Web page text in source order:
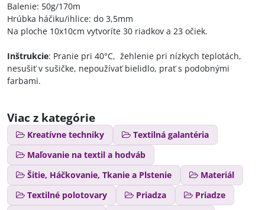
Balenie: 50g/170m
Hrúbka háčiku/ihlice: do 3,5mm
Na ploche 10x10cm vytvoríte 30 riadkov a 23 očiek.
Inštrukcie: Pranie pri 40°C, žehlenie pri nízkych teplotách,
nesušiť v sušičke, nepoužívať bielidlo, prať s podobnými
farbami.
Viac z kategórie
Kreatívne techniky
Textilná galantéria
Maľovanie na textil a hodváb
Šitie, Háčkovanie, Tkanie a Plstenie
Materiál
Textilné polotovary
Priadza
Priadze